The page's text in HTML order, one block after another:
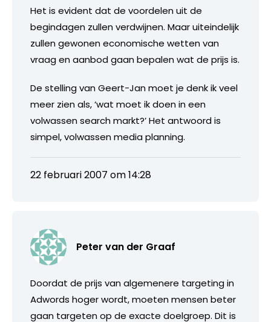
Het is evident dat de voordelen uit de
begindagen zullen verdwijnen. Maar uiteindelijk
zullen gewonen economische wetten van
vraag en aanbod gaan bepalen wat de prijs is.
De stelling van Geert-Jan moet je denk ik veel
meer zien als, ‘wat moet ik doen in een
volwassen search markt?’ Het antwoord is
simpel, volwassen media planning.
22 februari 2007 om 14:28
Peter van der Graaf
Doordat de prijs van algemenere targeting in
Adwords hoger wordt, moeten mensen beter
gaan targeten op de exacte doelgroep. Dit is